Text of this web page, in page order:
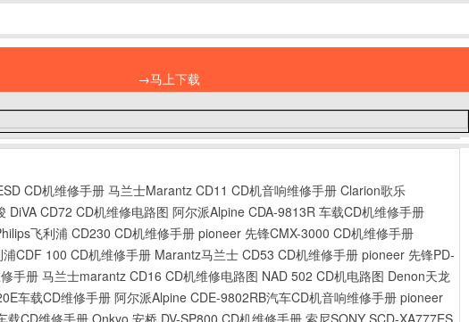
→马上下载
CD机维修手册 马兰士Marantz CD11 CD机音响维修手册 Clarion歌乐
DiVA CD72 CD机维修电路图 阿尔派Alpine CDA-9813R 车载CD机维修手册
飞利浦 CD230 CD机维修手册pioneer 先锋CMX-3000 CD机维修手册
浦CDF 100 CD机维修手册 Marantz马兰士 CD53 CD机维修手册 pioneer 先锋PD-
手册 马兰士marantz CD16 CD机维修电路图 NAD 502 CD机电路图 Denon天龙
车载CD维修手册阿尔派Alpine CDE-9802RB汽车CD机音响维修手册 pioneer
载CD维修手册Onkyo 安桥 DV-SP800 CD机维修手册 索尼SONY SCD-XA777ES